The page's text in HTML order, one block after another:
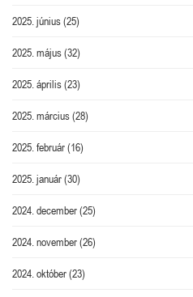
2025. június(25)
2025. május(32)
2025. április(23)
2025. március(28)
2025. február(16)
2025. január(30)
2024. december(25)
2024. november(26)
2024. október(23)